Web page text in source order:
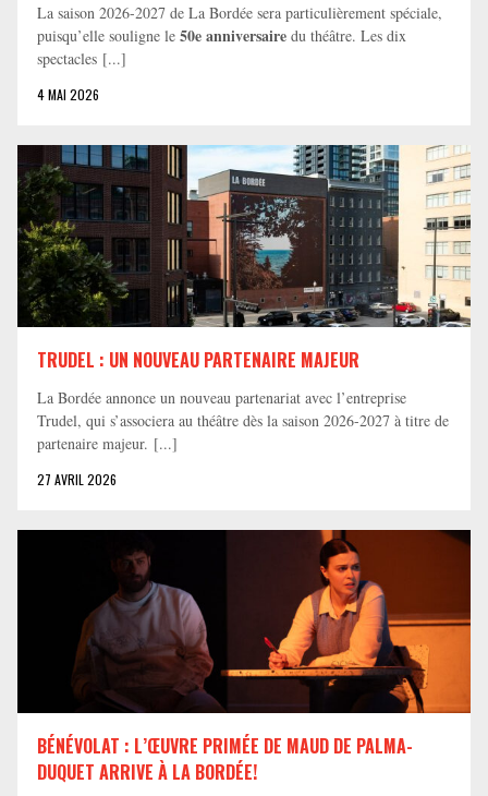
La saison 2026-2027 de La Bordée sera particulièrement spéciale,
puisqu’elle souligne le 50e anniversaire du théâtre. Les dix
spectacles [...]
4 MAI 2026
TRUDEL : UN NOUVEAU PARTENAIRE MAJEUR
La Bordée annonce un nouveau partenariat avec l’entreprise
Trudel, qui s’associera au théâtre dès la saison 2026-2027 à titre de
partenaire majeur. [...]
27 AVRIL 2026
BÉNÉVOLAT : L’ŒUVRE PRIMÉE DE MAUD DE PALMA-
DUQUET ARRIVE À LA BORDÉE!